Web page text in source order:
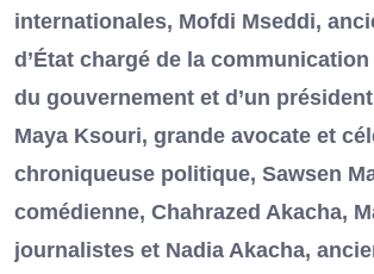
internationales, Mofdi Mseddi,
d’État chargé de la
du gouvernement et d’un
Maya Ksouri, grande avocate et
chroniqueuse politique, Sawsen
comédienne, Chahrazed Akacha,
journalistes et Nadia Akacha,